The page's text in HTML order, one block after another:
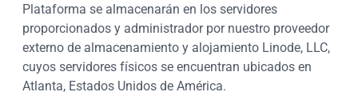
Plataforma se almacenarán en los servidores
proporcionados y administrador por nuestro proveedor
externo de almacenamiento y alojamiento Linode, LLC,
cuyos servidores físicos se encuentran ubicados en
Atlanta, Estados Unidos de América.